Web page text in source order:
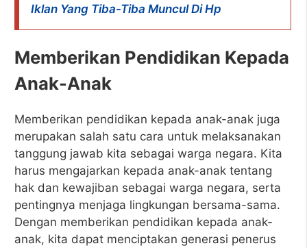
Iklan Yang Tiba-Tiba Muncul Di Hp
Memberikan Pendidikan Kepada
Anak-Anak
Memberikan pendidikan kepada anak-anak juga
merupakan salah satu cara untuk melaksanakan
tanggung jawab kita sebagai warga negara. Kita
harus mengajarkan kepada anak-anak tentang
hak dan kewajiban sebagai warga negara, serta
pentingnya menjaga lingkungan bersama-sama.
Dengan memberikan pendidikan kepada anak-
anak, kita dapat menciptakan generasi penerus